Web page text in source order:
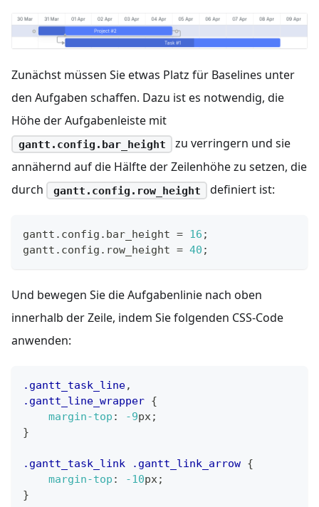
Zunächst müssen Sie etwas Platz für Baselines unter
den Aufgaben schaffen. Dazu ist es notwendig, die
Höhe der Aufgabenleiste mit
gantt.config.bar_height
zu verringern und sie
annähernd auf die Hälfte der Zeilenhöhe zu setzen, die
durch
gantt.config.row_height definiert ist:
gantt . config . bar_height = 16 ;
gantt . config . row_height = 40 ;
Und bewegen Sie die Aufgabenlinie nach oben
innerhalb der Zeile, indem Sie folgenden CSS-Code
anwenden:
.gantt_task_line,
.gantt_line_wrapper {
margin-top : -9px;
}
.gantt_task_link .gantt_link_arrow {
margin-top : -10px;
}